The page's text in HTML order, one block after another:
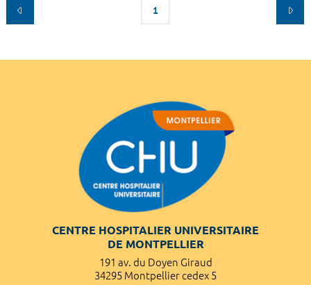
1
CENTRE HOSPITALIER UNIVERSITAIRE
DE MONTPELLIER
191 av. du Doyen Giraud
34295 Montpellier cedex 5